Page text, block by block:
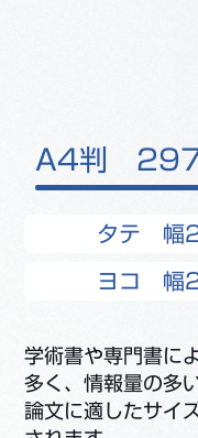
A4判
タテ 幅
ヨコ 幅
学術書や専門書に
多く、情報量の多
論文に適したサイ